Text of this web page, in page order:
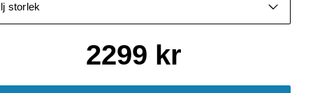
storlek
2299 kr